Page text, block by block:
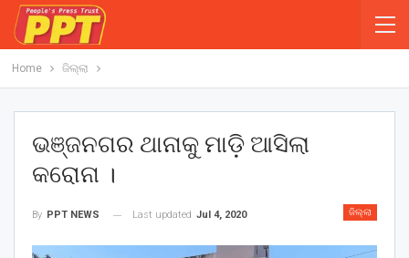
Home ଜିଲ୍ଲା
ଭଞ୍ଜନଗର ଥାନାକୁ ମାଡ଼ି ଆସିଲା
କରୋନା ।
ଜିଲ୍ଲା
By PPT NEWS Last updated Jul 4, 2020